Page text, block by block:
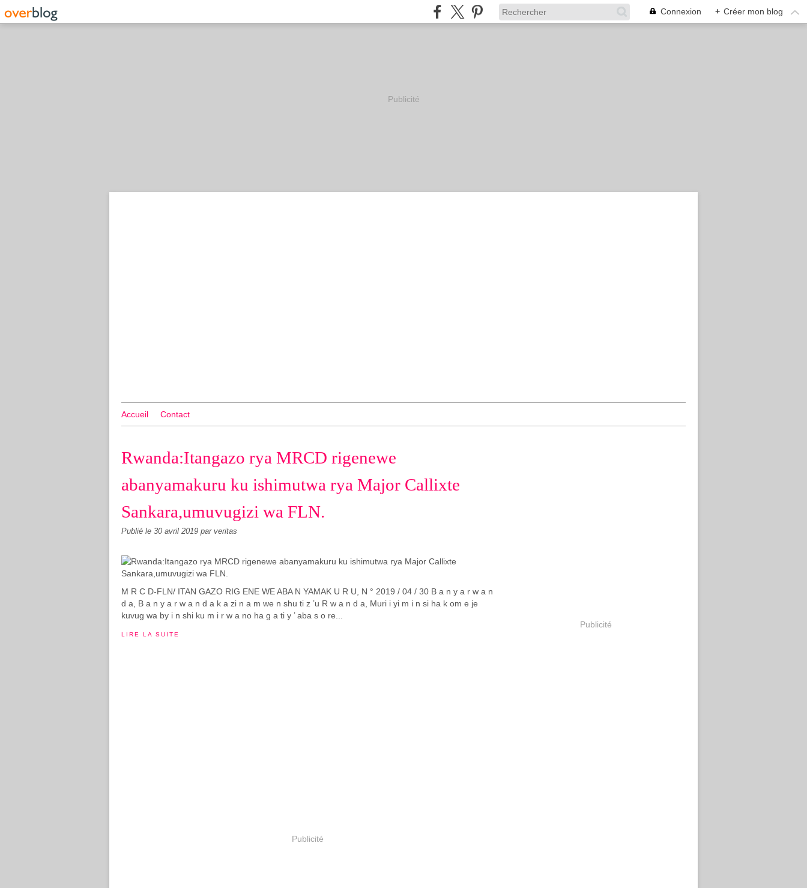
Connexion + Créer mon blog
Publicité
Accueil Contact
Rwanda:Itangazo rya MRCD rigenewe
abanyamakuru ku ishimutwa rya Major Callixte
Sankara,umuvugizi wa FLN.
Publié le 30 avril 2019 par veritas
M R C D-FLN/ ITAN GAZO RIG ENE WE ABA N YAMAK U R U, N ° 2019 / 04 / 30 B a n y a r w a n
d a, B a n y a r w a n d a k a zi n a m we n shu ti z ’u R w a n d a, Muri i yi m i n si ha k om e je
kuvug wa by i n shi ku m i r w a no ha g a ti y ’ aba s o re...
LIRE LA SUITE
Publicité
Publicité